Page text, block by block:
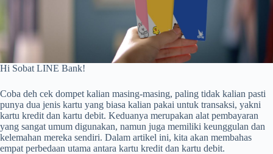
Hi Sobat LINE Bank!
Coba deh cek dompet kalian masing-masing, paling tidak kalian pasti
punya dua jenis kartu yang biasa kalian pakai untuk transaksi, yakni
kartu kredit dan kartu debit. Keduanya merupakan alat pembayaran
yang sangat umum digunakan, namun juga memiliki keunggulan dan
kelemahan mereka sendiri. Dalam artikel ini, kita akan membahas
empat perbedaan utama antara kartu kredit dan kartu debit.